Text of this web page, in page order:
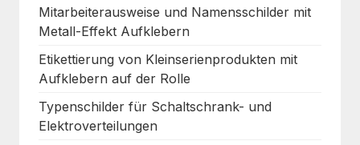
Mitarbeiterausweise und Namensschilder mit
Metall-Effekt Aufklebern
Etikettierung von Kleinserienprodukten mit
Aufklebern auf der Rolle
Typenschilder für Schaltschrank- und
Elektroverteilungen